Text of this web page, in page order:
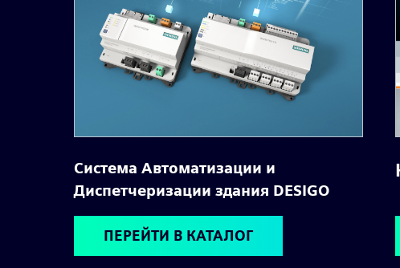
Система Автоматизации и
Диспетчеризации здания DESIGO
ПЕРЕЙТИ В КАТАЛОГ